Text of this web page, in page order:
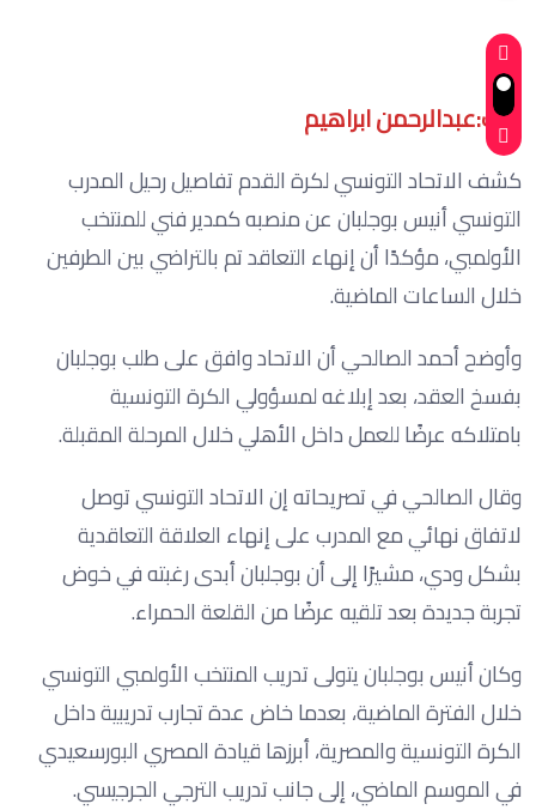
كتب:عبدالرحمن ابراهيم
كشف الاتحاد التونسي لكرة القدم تفاصيل رحيل المدرب
التونسي أنيس بوجلبان عن منصبه كمدير فني للمنتخب
الأولمبي، مؤكدًا أن إنهاء التعاقد تم بالتراضي بين الطرفين
خلال الساعات الماضية.
وأوضح أحمد الصالحي أن الاتحاد وافق على طلب بوجلبان
بفسخ العقد، بعد إبلاغه لمسؤولي الكرة التونسية
بامتلاكه عرضًا للعمل داخل الأهلي خلال المرحلة المقبلة.
وقال الصالحي في تصريحاته إن الاتحاد التونسي توصل
لاتفاق نهائي مع المدرب على إنهاء العلاقة التعاقدية
بشكل ودي، مشيرًا إلى أن بوجلبان أبدى رغبته في خوض
تجربة جديدة بعد تلقيه عرضًا من القلعة الحمراء.
وكان أنيس بوجلبان يتولى تدريب المنتخب الأولمبي التونسي
خلال الفترة الماضية، بعدما خاض عدة تجارب تدريبية داخل
الكرة التونسية والمصرية، أبرزها قيادة المصري البورسعيدي
في الموسم الماضي، إلى جانب تدريب الترجي الجرجيسي.